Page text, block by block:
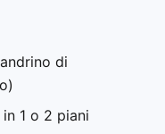
di
1 o 2 piani